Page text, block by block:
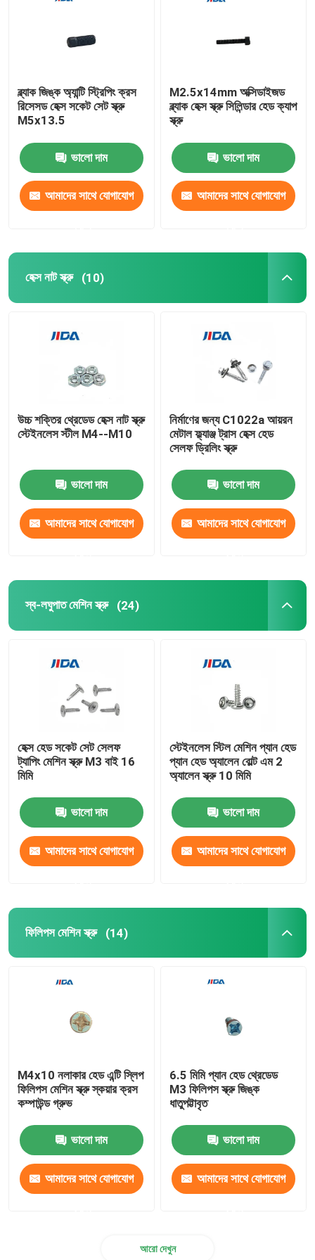
আমাদের সম্বন্ধে
কারখানা পরিদর্শন
আমাদের সাথে যোগাযোগ
একটি উদ্ধৃতি অনুরোধ করুন
হেক্স নাট স্ক্রু
স্ব-লঘুপাত মেশিন স্ক্রু
ফিলিপস মেশিন স্ক্রু
এক্সেল পিন টুল
বর্গাকার জোড় বাদাম
থ্রেডেড সন্নিবেশ বাদাম
নির্ভুলতা মেশিন উপাদান
ব্লাইন্ড পপ রিভেটস
ব্ল্যাক জিঙ্ক অ্যান্টি স্ট্রিপিং ক্রস
রিসেসড হেক্স সকেট সেট স্ক্রু
M5x13.5
ভালো দাম
আমাদের সাথে যোগাযোগ
M2.5x14mm অক্সিডাইজড
ব্ল্যাক হেক্স স্ক্রু সিলিন্ডার হেড ক্যাপ
স্ক্রু
ভালো দাম
আমাদের সাথে যোগাযোগ
হেক্স নাট স্ক্রু (10)
উচ্চ শক্তির থ্রেডেড হেক্স নাট স্ক্রু
স্টেইনলেস স্টীল M4--M10
ভালো দাম
আমাদের সাথে যোগাযোগ
নির্মাণের জন্য C1022a আয়রন
মেটাল ফ্ল্যাঞ্জ ট্রাস হেক্স হেড
সেলফ ড্রিলিং স্ক্রু
ভালো দাম
আমাদের সাথে যোগাযোগ
স্ব-লঘুপাত মেশিন স্ক্রু (24)
হেক্স হেড সকেট সেট সেলফ
ট্যাপিং মেশিন স্ক্রু M3 বাই 16
মিমি
ভালো দাম
আমাদের সাথে যোগাযোগ
স্টেইনলেস স্টিল মেশিন প্যান হেড
প্যান হেড অ্যালেন বোল্ট এম 2
অ্যালেন স্ক্রু 10 মিমি
ভালো দাম
আমাদের সাথে যোগাযোগ
ফিলিপস মেশিন স্ক্রু (14)
M4x10 নলাকার হেড এন্টি স্লিপ
ফিলিপস মেশিন স্ক্রু স্কয়ার ক্রস
কম্পাউন্ড গ্রুভ
ভালো দাম
আমাদের সাথে যোগাযোগ
6.5 মিমি প্যান হেড থ্রেডেড
M3 ফিলিপস স্ক্রু জিঙ্ক
ধাতুপট্টাবৃত
ভালো দাম
আমাদের সাথে যোগাযোগ
আরো দেখুন